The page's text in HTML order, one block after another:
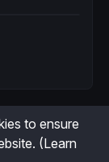
to ensure
(Learn